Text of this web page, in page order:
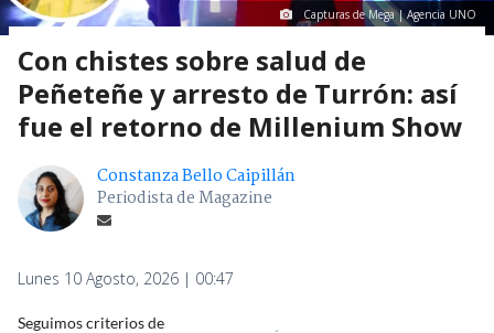
Capturas de Mega | Agencia UNO
Con chistes sobre salud de
Peñeteñe y arresto de Turrón: así
fue el retorno de Millenium Show
Constanza Bello Caipillán
Periodista de Magazine
Lunes 10 Agosto, 2026 | 00:47
Seguimos criterios de